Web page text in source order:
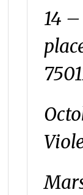
14